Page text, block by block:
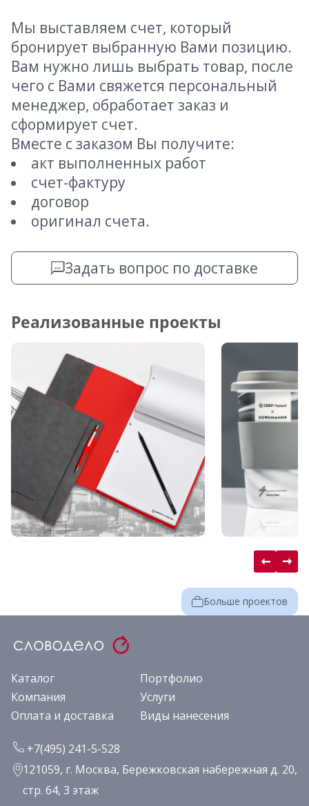
Мы выставляем счет, который
бронирует выбранную Вами позицию.
Вам нужно лишь выбрать товар, после
чего с Вами свяжется персональный
менеджер, обработает заказ и
сформирует счет.
Вместе с заказом Вы получите:
акт выполненных работ
счет-фактуру
договор
оригинал счета.
Задать вопрос по доставке
Реализованные проекты
Больше проектов
Каталог
Портфолио
Компания
Услуги
Оплата и доставка
Виды нанесения
+7(495) 241-5-528
121059, г. Москва, Бережковская набережная д. 20,
стр. 64, 3 этаж